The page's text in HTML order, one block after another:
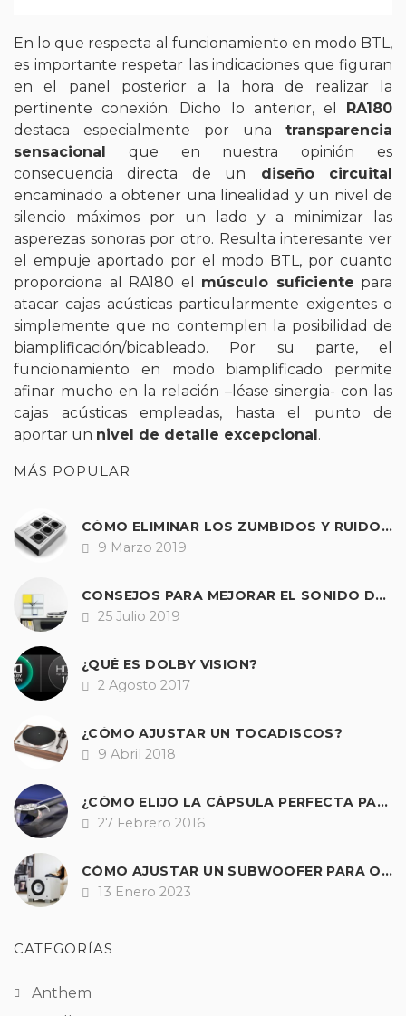
En lo que respecta al funcionamiento en modo BTL,
es importante respetar las indicaciones que figuran
en el panel posterior a la hora de realizar la
pertinente conexión. Dicho lo anterior, el RA180
destaca especialmente por una transparencia
sensacional que en nuestra opinión es
consecuencia directa de un diseño circuital
encaminado a obtener una linealidad y un nivel de
silencio máximos por un lado y a minimizar las
asperezas sonoras por otro. Resulta interesante ver
el empuje aportado por el modo BTL, por cuanto
proporciona al RA180 el músculo suficiente para
atacar cajas acústicas particularmente exigentes o
simplemente que no contemplen la posibilidad de
biamplificación/bicableado. Por su parte, el
funcionamiento en modo biamplificado permite
afinar mucho en la relación –léase sinergia- con las
cajas acústicas empleadas, hasta el punto de
aportar un nivel de detalle excepcional.
MÁS POPULAR
CÓMO ELIMINAR LOS ZUMBIDOS Y RUIDOS DE NUESTRO EQUIPO DE SONIDO.
Fecha
9 Marzo 2019
CONSEJOS PARA MEJORAR EL SONIDO DE CUALQUIER TOCADISCOS
Fecha
25 Julio 2019
¿QUÉ ES DOLBY VISION?
Fecha
2 Agosto 2017
¿CÓMO AJUSTAR UN TOCADISCOS?
Fecha
9 Abril 2018
¿CÓMO ELIJO LA CÁPSULA PERFECTA PARA MI GIRADISCOS?
Fecha
27 Febrero 2016
CÓMO AJUSTAR UN SUBWOOFER PARA OBTENER UNOS GRAVES PERFECTOS EN HI-FI Y A/V
Fecha
13 Enero 2023
CATEGORÍAS
Anthem